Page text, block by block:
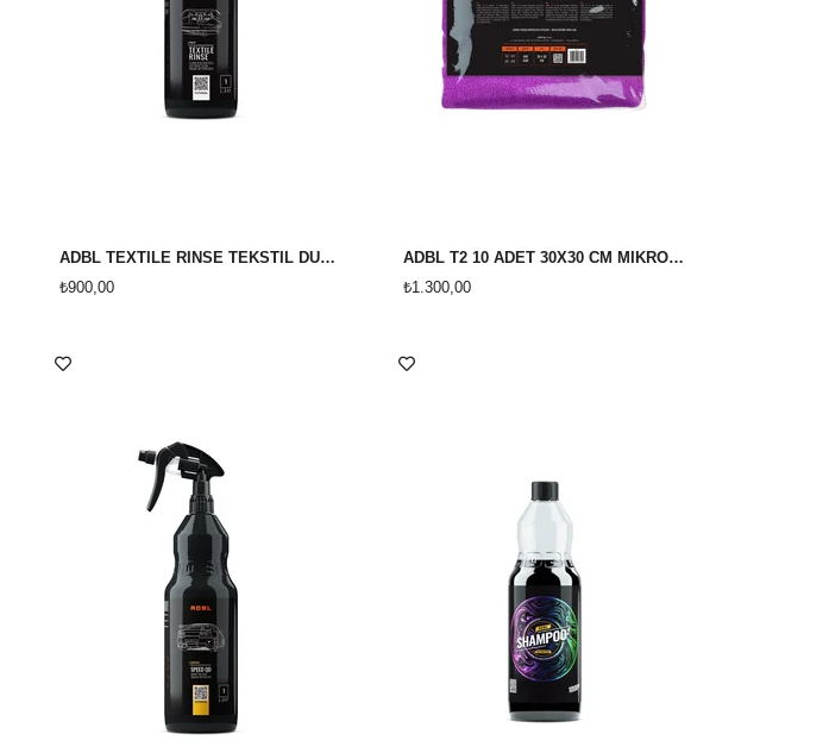
ADBL TEXTİLE RİNSE TEKSTİL DURULAMA TEMZİLEME DETERJANI 1 LİTRE
₺900,00
ADBL T2 10 ADET 30X30 CM MİKROFİBER BEZ
₺1.300,00